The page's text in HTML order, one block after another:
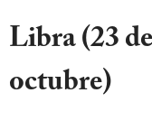
Libra (23
octubre)